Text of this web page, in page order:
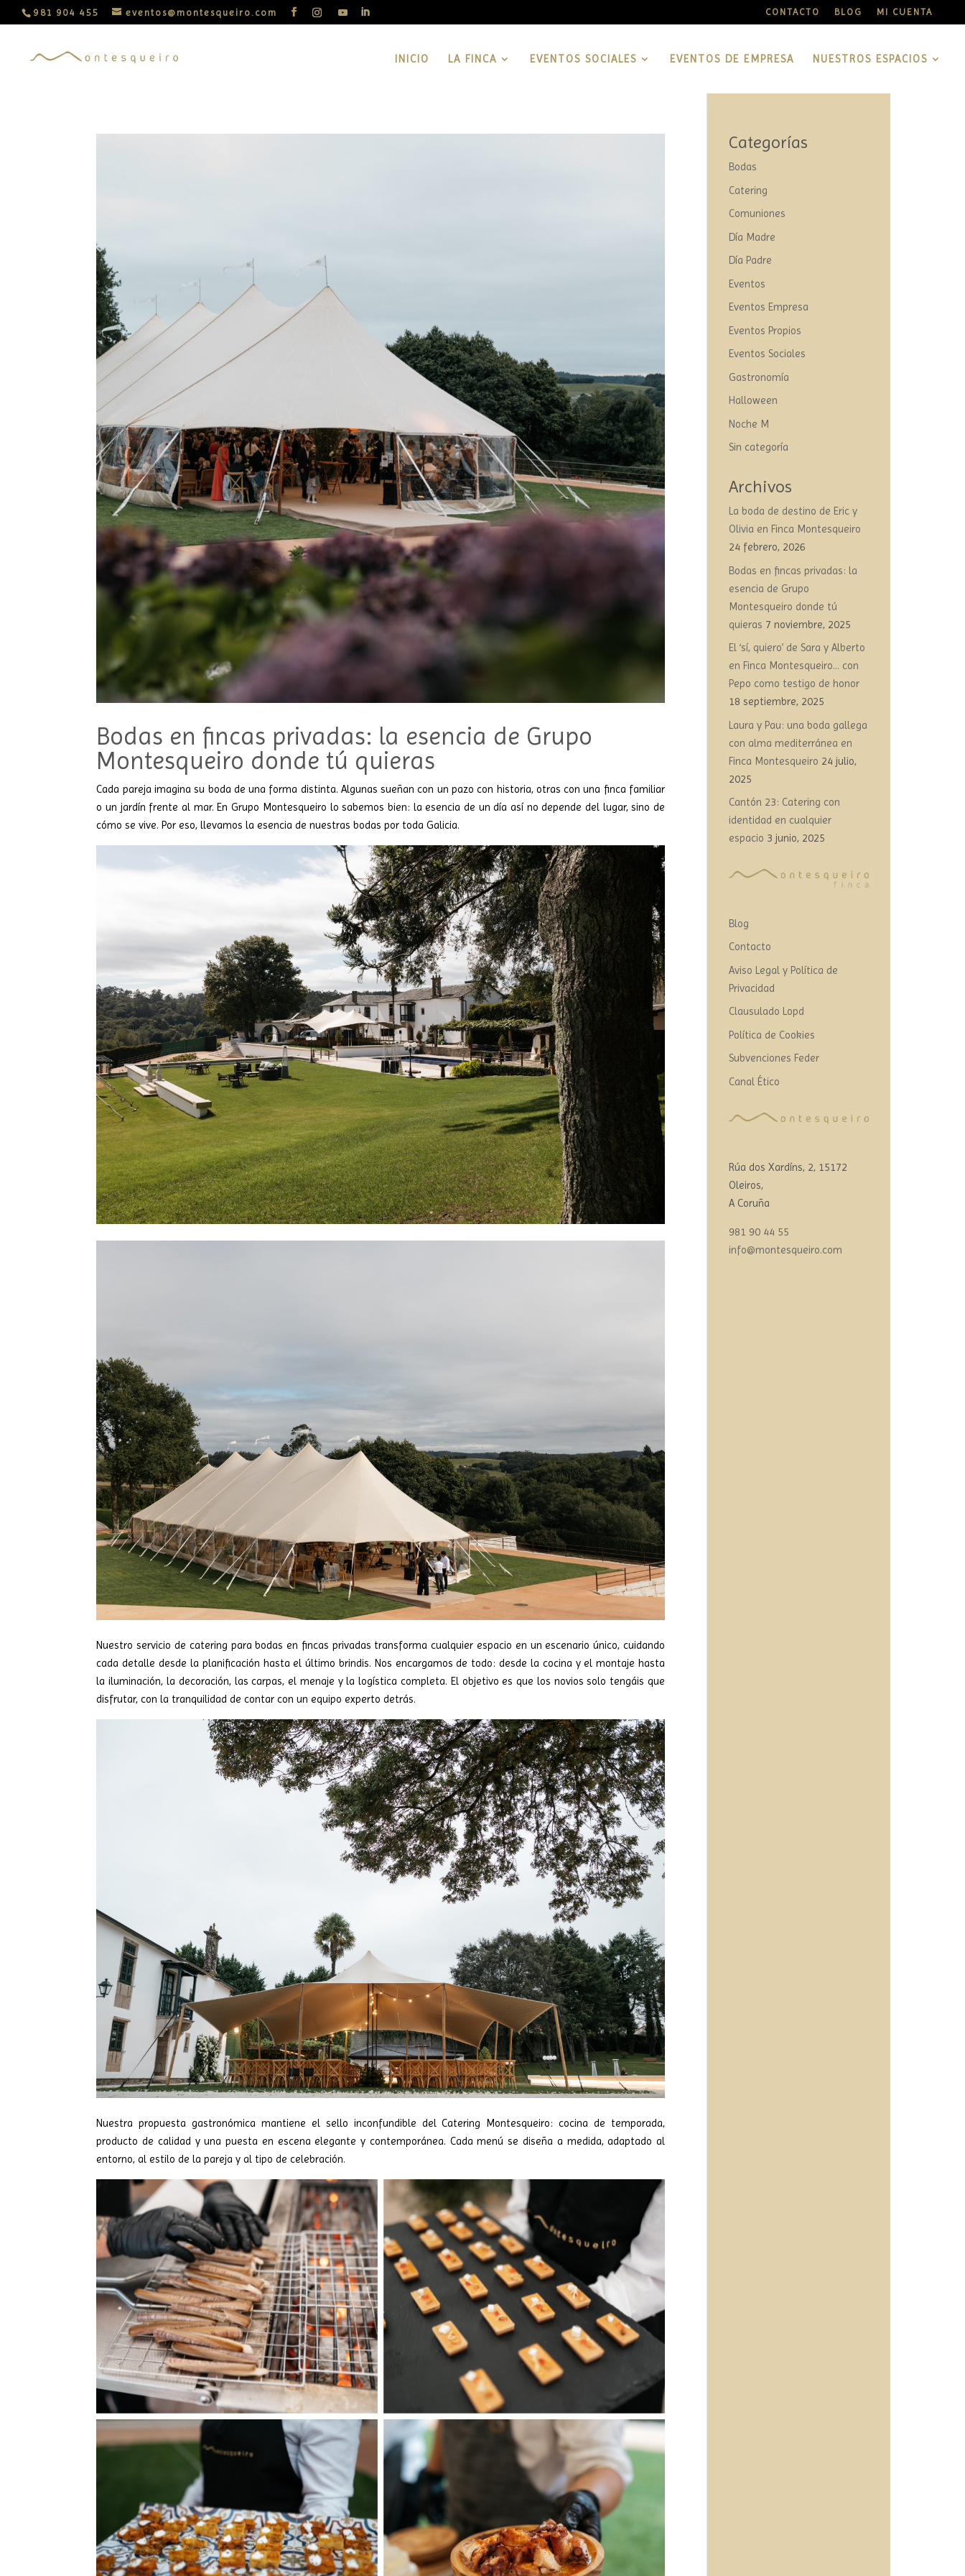
981 904 455 eventos@montesqueiro.com CONTACTO BLOG MI CUENTA
INICIO LA FINCA EVENTOS SOCIALES EVENTOS DE EMPRESA NUESTROS ESPACIOS
Bodas en fincas privadas: la esencia de Grupo
Montesqueiro donde tú quieras
Cada pareja imagina su boda de una forma distinta. Algunas sueñan con un pazo con historia, otras con una finca familiar
o un jardín frente al mar. En Grupo Montesqueiro lo sabemos bien: la esencia de un día así no depende del lugar, sino de
cómo se vive. Por eso, llevamos la esencia de nuestras bodas por toda Galicia.
Nuestro servicio de catering para bodas en fincas privadas transforma cualquier espacio en un escenario único, cuidando
cada detalle desde la planificación hasta el último brindis. Nos encargamos de todo: desde la cocina y el montaje hasta
la iluminación, la decoración, las carpas, el menaje y la logística completa. El objetivo es que los novios solo tengáis que
disfrutar, con la tranquilidad de contar con un equipo experto detrás.
Nuestra propuesta gastronómica mantiene el sello inconfundible del Catering Montesqueiro: cocina de temporada,
producto de calidad y una puesta en escena elegante y contemporánea. Cada menú se diseña a medida, adaptado al
entorno, al estilo de la pareja y al tipo de celebración.
Categorías
Bodas
Catering
Comuniones
Día Madre
Día Padre
Eventos
Eventos Empresa
Eventos Propios
Eventos Sociales
Gastronomía
Halloween
Noche M
Sin categoría
Archivos
La boda de destino de Eric y
Olivia en Finca Montesqueiro
24 febrero, 2026
Bodas en fincas privadas: la
esencia de Grupo
Montesqueiro donde tú
quieras 7 noviembre, 2025
El ‘sí, quiero’ de Sara y Alberto
en Finca Montesqueiro… con
Pepo como testigo de honor
18 septiembre, 2025
Laura y Pau: una boda gallega
con alma mediterránea en
Finca Montesqueiro 24 julio,
2025
Cantón 23: Catering con
identidad en cualquier
espacio 3 junio, 2025
Blog
Contacto
Aviso Legal y Política de
Privacidad
Clausulado Lopd
Política de Cookies
Subvenciones Feder
Canal Ético
Rúa dos Xardíns, 2, 15172
Oleiros,
A Coruña
981 90 44 55
info@montesqueiro.com